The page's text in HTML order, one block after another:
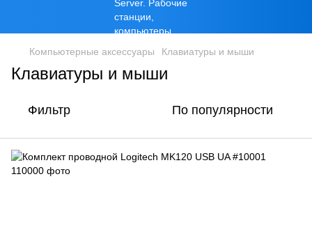
Компьютерные аксессуары Клавиатуры и мыши
Клавиатуры и мыши
Фильтр По популярности